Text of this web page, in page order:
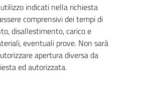
indicati nella richiesta
comprensivi dei tempi di
disallestimento, carico e
eventuali prove. Non sarà
apertura diversa da
ed autorizzata.